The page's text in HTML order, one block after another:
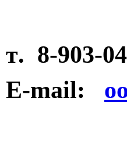
т. 8-903-
E-mail: